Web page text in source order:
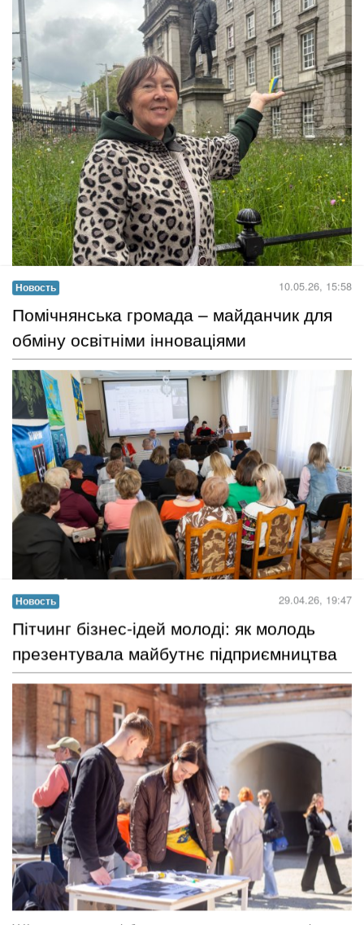
Голова правління громадської організації «Прес-клуб реформ»
Людмила Талашкевич у травні 2026 року взяла участь у
міжнародному навчальному візиті для українських жінок —
лідерок громадянського суспільства, який відбувся у Дубліні
(Ірландія)....
Читать дальше →
Новость 10.05.26, 15:58
Помічнянська громада – майданчик для
обміну освітніми інноваціями
Протягом двох дні в Помічнянська громада мала честь стати
майданчиком для проведення засідання секції з питань освіти
Асоціацій міст України....
Читать дальше →
Новость 29.04.26, 19:47